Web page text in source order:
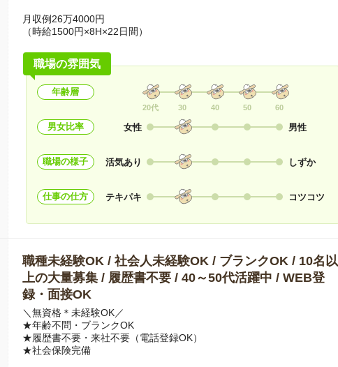
月収例26万4000円
（時給1500円×8H×22日間）
職場の雰囲気
年齢層
20代 30 40 50 60
男女比率 女性 男性
職場の様子 活気あり しずか
仕事の仕方 テキパキ コツコツ
職種未経験OK / 社会人未経験OK / ブランクOK / 10名以
上の大量募集 / 履歴書不要 / 40～50代活躍中 / WEB登
録・面接OK
＼無資格＊未経験OK／
★年齢不問・ブランクOK
★履歴書不要・来社不要（電話登録OK）
★社会保険完備